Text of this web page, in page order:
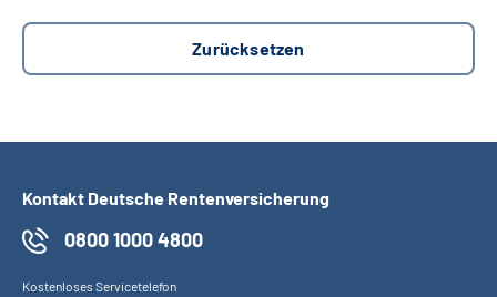
Kontakt Deutsche Rentenversicherung
0800 1000 4800
Kostenloses Servicetelefon